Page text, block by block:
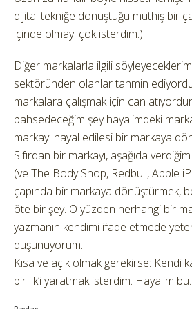
dijital tekniğe dönüştüğü müthiş bir
içinde olmayı çok isterdim.)
Diğer markalarla ilgili
sektöründen olanlar tahmin
markalara çalışmak için can
bahsedeceğim şey hayalimdeki
markayı hayal edilesi bir markaya
Sıfırdan bir markayı, aşağıda
(ve The Body Shop, Redbull, Apple
çapında bir markaya dönüştürmek,
öte bir şey. O yüzden herhangi bir
yazmanın kendimi ifade etmede
düşünüyorum.
Kısa ve açık olmak gerekirse: Kendi
bir ilk’i yaratmak isterdim. Hayalim bu.